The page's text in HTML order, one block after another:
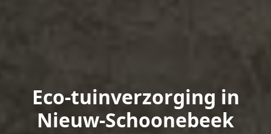
Eco-tuinverzorging in
Nieuw-Schoonebeek